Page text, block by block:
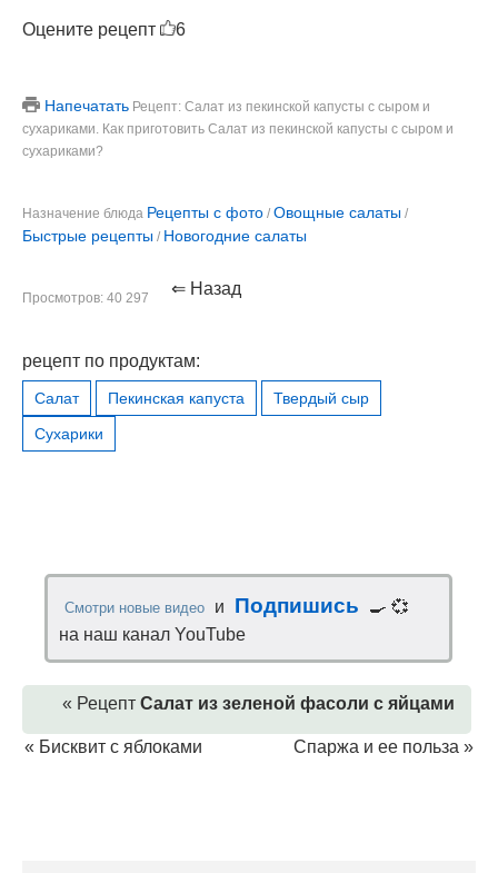
Оцените рецепт 6
Напечатать Рецепт: Салат из пекинской капусты с сыром и
сухариками. Как приготовить Салат из пекинской капусты с сыром и
сухариками?
Назначение блюда Рецепты с фото / Овощные салаты /
Быстрые рецепты / Новогодние салаты
Просмотров: 40 297 ⇐ Назад
рецепт по продуктам:
Салат Пекинская капуста
Твердый сыр
Сухарики
Смотри новые видео и Подпишись
🍳 💞
на наш канал YouTube
« Рецепт Салат из зеленой фасоли с яйцами
« Бисквит с яблоками Спаржа и ее польза »